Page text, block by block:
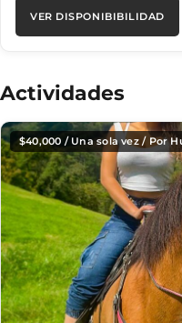
VER DISPONIBIBILIDAD
Actividades
$40,000 / Una sola vez / Por